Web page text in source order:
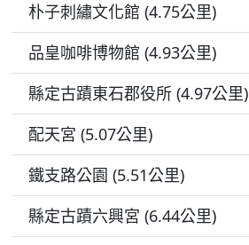
朴子刺繡文化館 (4.75公里)
品皇咖啡博物館 (4.93公里)
縣定古蹟東石郡役所 (4.97公里)
配天宮 (5.07公里)
鐵支路公園 (5.51公里)
縣定古蹟六興宮 (6.44公里)